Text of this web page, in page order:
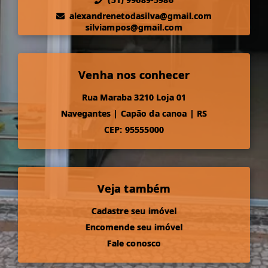
alexandrenetodasilva@gmail.com
silviampos@gmail.com
Venha nos conhecer
Rua Maraba 3210 Loja 01
Navegantes | Capão da canoa | RS
CEP: 95555000
Veja também
Cadastre seu imóvel
Encomende seu imóvel
Fale conosco